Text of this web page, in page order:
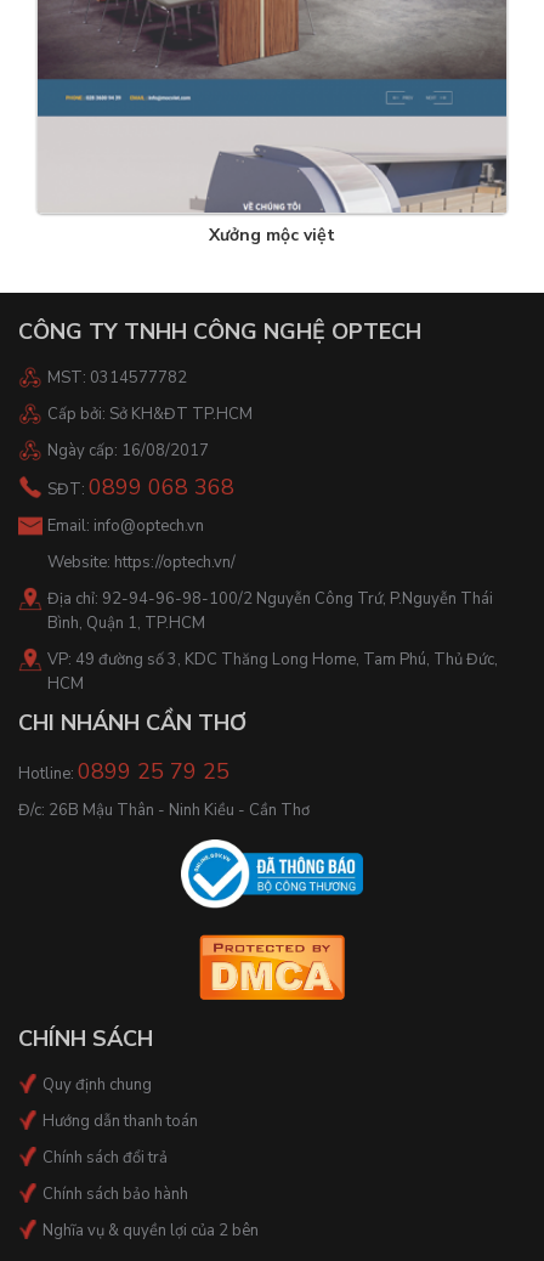
Xưởng mộc việt
CÔNG TY TNHH CÔNG NGHỆ OPTECH
MST: 0314577782
Cấp bởi: Sở KH&ĐT TP.HCM
Ngày cấp: 16/08/2017
SĐT: 0899 068 368
Email: info@optech.vn
Website: https://optech.vn/
Địa chỉ: 92-94-96-98-100/2 Nguyễn Công Trứ, P.Nguyễn Thái
Bình, Quận 1, TP.HCM
VP: 49 đường số 3, KDC Thăng Long Home, Tam Phú, Thủ Đức,
HCM
CHI NHÁNH CẦN THƠ
Hotline: 0899 25 79 25
Đ/c: 26B Mậu Thân - Ninh Kiều - Cần Thơ
CHÍNH SÁCH
Quy định chung
Hướng dẫn thanh toán
Chính sách đổi trả
Chính sách bảo hành
Nghĩa vụ & quyền lợi của 2 bên